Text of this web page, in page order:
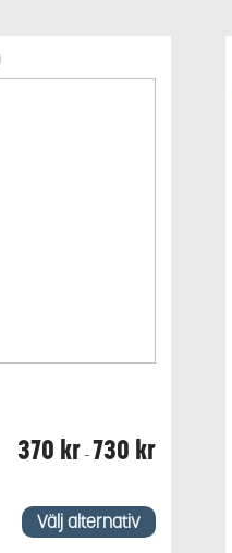
370 kr – 730 krPrisintervall:
Välj alternativ